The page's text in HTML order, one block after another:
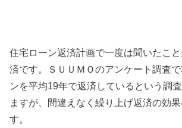
住宅ローン返済計画で一度は聞いたこ
済です。ＳＵＵＭＯのアンケート調査
ンを平均19年で返済しているという調
ますが、間違えなく繰り上げ返済の効
す。